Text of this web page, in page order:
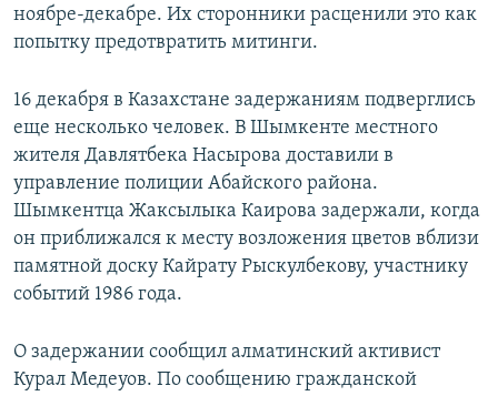
ноябре-декабре. Их сторонники расценили это как
попытку предотвратить митинги.
16 декабря в Казахстане задержаниям подверглись
еще несколько человек. В Шымкенте местного
жителя Давлятбека Насырова доставили в
управление полиции Абайского района.
Шымкентца Жаксылыка Каирова задержали, когда
он приближался к месту возложения цветов вблизи
памятной доску Кайрату Рыскулбекову, участнику
событий 1986 года.
О задержании сообщил алматинский активист
Курал Медеуов. По сообщению гражданской